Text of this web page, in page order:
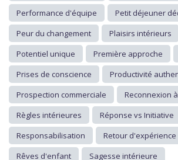
Performance d'équipe
Petit déjeuner
Peur du changement
Plaisirs intérieurs
Potentiel unique
Première approche
Prises de conscience
Productivité
Prospection commerciale
Reconnexion
Règles intérieures
Réponse vs Initiative
Responsabilisation
Retour d'expérience
Rêves d'enfant
Sagesse intérieure